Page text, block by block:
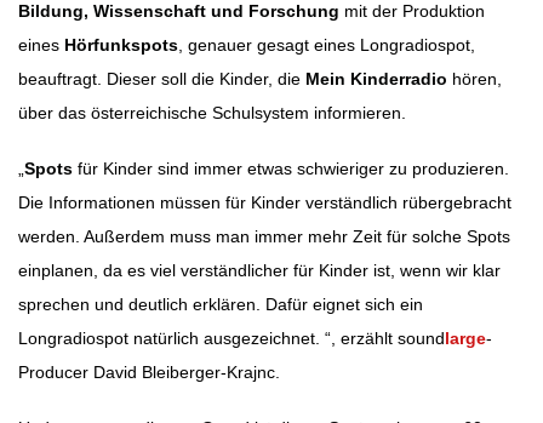
Bildung, Wissenschaft und Forschung mit der Produktion
eines Hörfunkspots , genauer gesagt eines Longradiospot,
beauftragt. Dieser soll die Kinder, die Mein Kinderradio hören,
über das österreichische Schulsystem informieren.
Spots für Kinder sind immer etwas schwieriger zu produzieren.
Die Informationen müssen für Kinder verständlich rübergebracht
werden. Außerdem muss man immer mehr Zeit für solche Spots
einplanen, da es viel verständlicher für Kinder ist, wenn wir klar
sprechen und deutlich erklären. Dafür eignet sich ein
Longradiospot natürlich ausgezeichnet. “, erzählt soundlarge-
Producer David Bleiberger-Krajnc.